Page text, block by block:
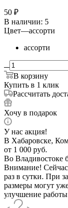
50 ₽
В наличии: 5
Цвет—ассорти
ассорти
В корзину
Купить в 1 клик
Рассчитать
Хочу в подарок
У нас акция!
В Хабаровске,
от 1 000 руб.
Во Владивостоке
Внимание! Сейчас
раз в сутки. При
размеры могут
улучшение